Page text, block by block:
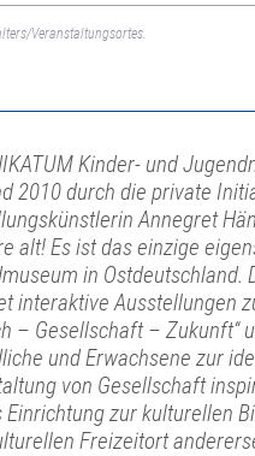
Veranstaltungsortes.
Kinder- und
2010 durch die private
Annegret
alt! Es ist das einzige
in Ostdeutschland.
interaktive Ausstellungen
– Gesellschaft – Zukunft“
und Erwachsene zur
von Gesellschaft
Einrichtung zur kulturellen
Freizeitort